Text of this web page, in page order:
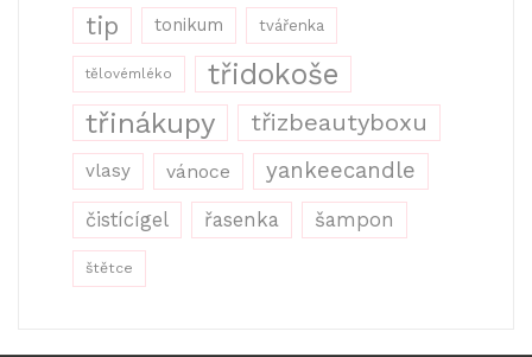
tip tonikum tvářenka
tělovémléko
třidokoše
třinákupy
třizbeautyboxu
vlasy vánoce yankeecandle
čistícígel řasenka šampon
štětce